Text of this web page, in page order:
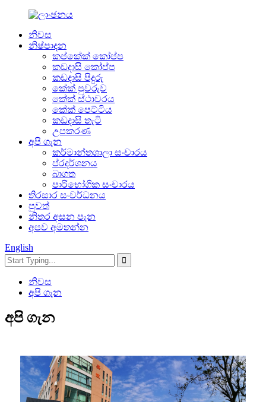
නිවස
නිෂ්පාදන
කප්කේක් කෝප්ප
කඩදාසි කෝප්ප
කඩදාසි පිදුරු
කේක් පුවරුව
කේක් ස්ථාවරය
කේක් පෙට්ටිය
කඩදාසි තැටි
උපකරණ
අපි ගැන
කර්මාන්තශාලා සංචාරය
ප්රදර්ශනය
බාගත
පාරිභෝගික සංචාරය
තිරසාර සංවර්ධනය
පුවත්
නිතර අසන පැන
අපව අමතන්න
English
නිවස
අපි ගැන
අපි ගැන